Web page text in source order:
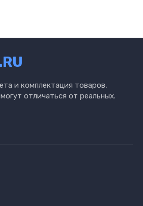
и комплектация товаров,
отличаться от реальных.